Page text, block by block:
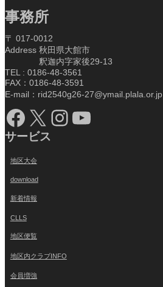
事務所
〒 017-0012
Address 秋田県大館市
釈迦内字家後29-13
TEL : 0186-48-3561
FAX：0186-48-3591
E-mail：rid2540g26-27@ymail.plala.or.jp
Facebook X Instagram YouTube
サービス
地区大会
download
新着情報
CLLS
地区便覧
地区内クラブINFO
会員増強